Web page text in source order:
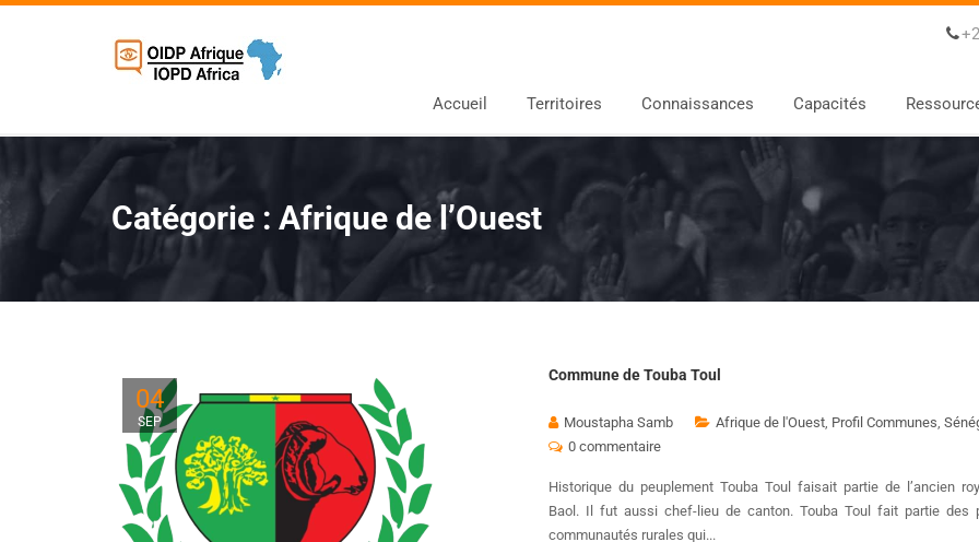
Accueil Territoires Connaissances Capacités
Catégorie : Afrique de l’Ouest
04
SEP
Commune de Touba Toul
Moustapha Samb Afrique de l'Ouest, Profil Communes,
0 commentaire
Historique du peuplement Touba Toul faisait partie de l’ancien
Baol. Il fut aussi chef-lieu de canton. Touba Toul fait partie des
communautés rurales qui...